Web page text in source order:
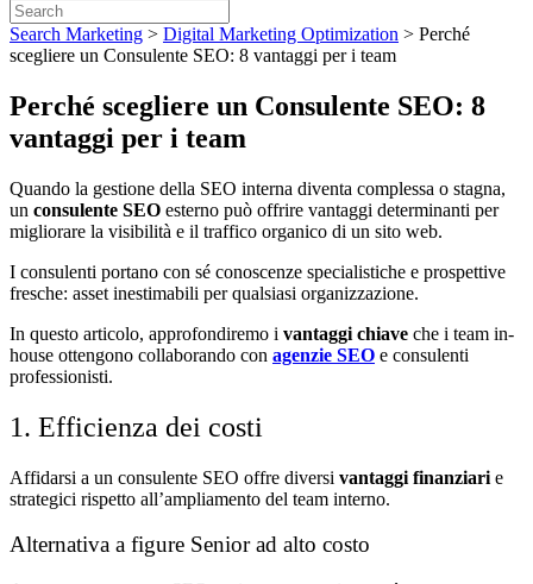
Search Marketing > Digital Marketing Optimization > Perché
scegliere un Consulente SEO: 8 vantaggi per i team
Perché scegliere un Consulente SEO: 8
vantaggi per i team
Quando la gestione della SEO interna diventa complessa o stagna,
un consulente SEO esterno può offrire vantaggi determinanti per
migliorare la visibilità e il traffico organico di un sito web.
I consulenti portano con sé conoscenze specialistiche e prospettive
fresche: asset inestimabili per qualsiasi organizzazione.
In questo articolo, approfondiremo i vantaggi chiave che i team in-
house ottengono collaborando con agenzie SEO e consulenti
professionisti.
1. Efficienza dei costi
Affidarsi a un consulente SEO offre diversi vantaggi finanziari e
strategici rispetto all’ampliamento del team interno.
Alternativa a figure Senior ad alto costo